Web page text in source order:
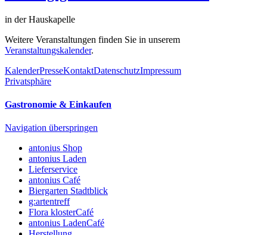
in der Hauskapelle
Weitere Veranstaltungen finden Sie in unserem
Veranstaltungskalender.
KalenderPresseKontaktDatenschutzImpressum
Privatsphäre
Gastronomie & Einkaufen
Navigation überspringen
antonius Shop
antonius Laden
Lieferservice
antonius Café
Biergarten Stadtblick
g:artentreff
Flora klosterCafé
antonius LadenCafé